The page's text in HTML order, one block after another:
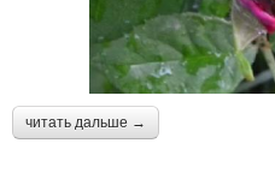
читать дальше →